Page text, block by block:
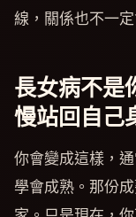
線，關係也不一定
長女病不是
慢站回自己
你會變成這樣，
學會成熟。那份